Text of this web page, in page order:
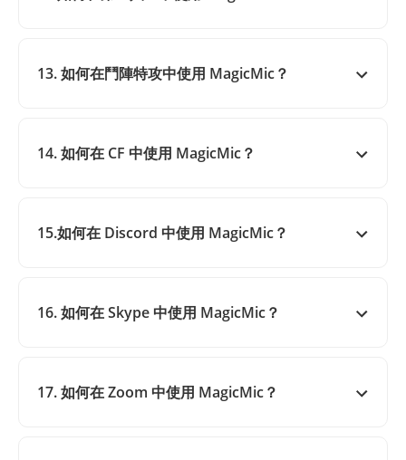
13. 如何在鬥陣特攻中使用 MagicMic？
14. 如何在 CF 中使用 MagicMic？
15.如何在 Discord 中使用 MagicMic？
16. 如何在 Skype 中使用 MagicMic？
17. 如何在 Zoom 中使用 MagicMic？